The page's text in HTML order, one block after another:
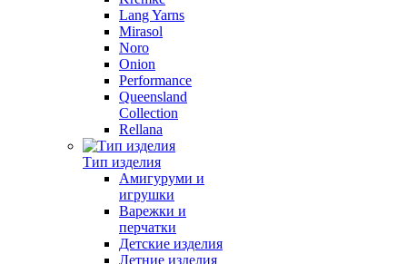
Lang Yarns
Mirasol
Noro
Onion
Performance
Queensland
Collection
Rellana
Тип изделия
Амигуруми и
игрушки
Варежки и
перчатки
Детские изделия
Летние изделия